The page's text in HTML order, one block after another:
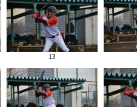
13